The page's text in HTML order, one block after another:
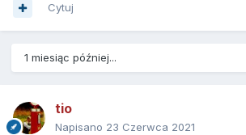
Cytuj
1 miesiąc później...
tio
Napisano 23 Czerwca 2021